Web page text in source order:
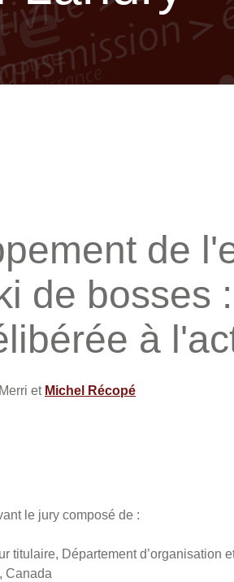
de
de bosses
à
et Michel Récopé
le jury composé de :
titulaire, Département d’organisation
Canada